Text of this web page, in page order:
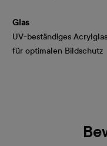
Glas
UV-beständiges Acrylglas
für optimalen Bildschutz